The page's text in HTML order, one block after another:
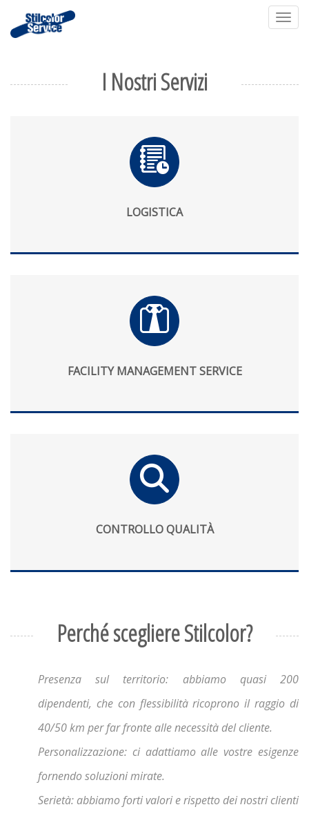
I Nostri Servizi
LOGISTICA
FACILITY MANAGEMENT SERVICE
CONTROLLO QUALITÀ
Perché scegliere Stilcolor?
Presenza sul territorio: abbiamo quasi 200
dipendenti, che con flessibilità ricoprono il raggio di
40/50 km per far fronte alle necessità del cliente.
Personalizzazione: ci adattiamo alle vostre esigenze
fornendo soluzioni mirate.
Serietà: abbiamo forti valori e rispetto dei nostri clienti